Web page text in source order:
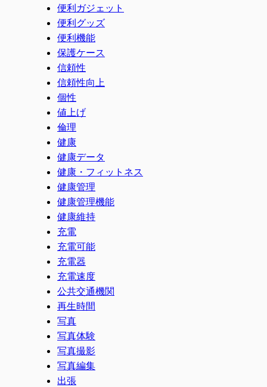
便利ガジェット
便利グッズ
便利機能
保護ケース
信頼性
信頼性向上
個性
値上げ
倫理
健康
健康データ
健康・フィットネス
健康管理
健康管理機能
健康維持
充電
充電可能
充電器
充電速度
公共交通機関
再生時間
写真
写真体験
写真撮影
写真編集
出張